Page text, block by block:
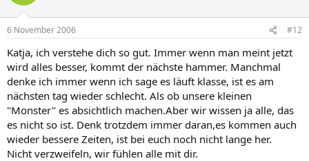
6 November 2006 #12
Katja, ich verstehe dich so gut. Immer wenn man meint jetzt
wird alles besser, kommt der nächste hammer. Manchmal
denke ich immer wenn ich sage es läuft klasse, ist es am
nächsten tag wieder schlecht. Als ob unsere kleinen
"Monster" es absichtlich machen.Aber wir wissen ja alle, das
es nicht so ist. Denk trotzdem immer daran,es kommen auch
wieder bessere Zeiten, ist bei euch noch nicht lange her.
Nicht verzweifeln, wir fühlen alle mit dir.